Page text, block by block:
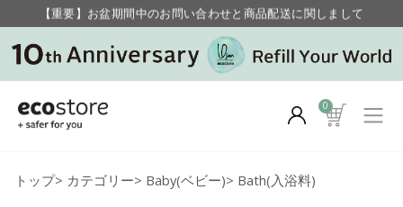
【重要】お盆期間中のお問い合わせと商品配送に関しまして
毎月お得にポイントが貯まる！ “月のポイントアップデー”
0
トップ> カテゴリー> Baby(ベビー)> Bath(入浴料)